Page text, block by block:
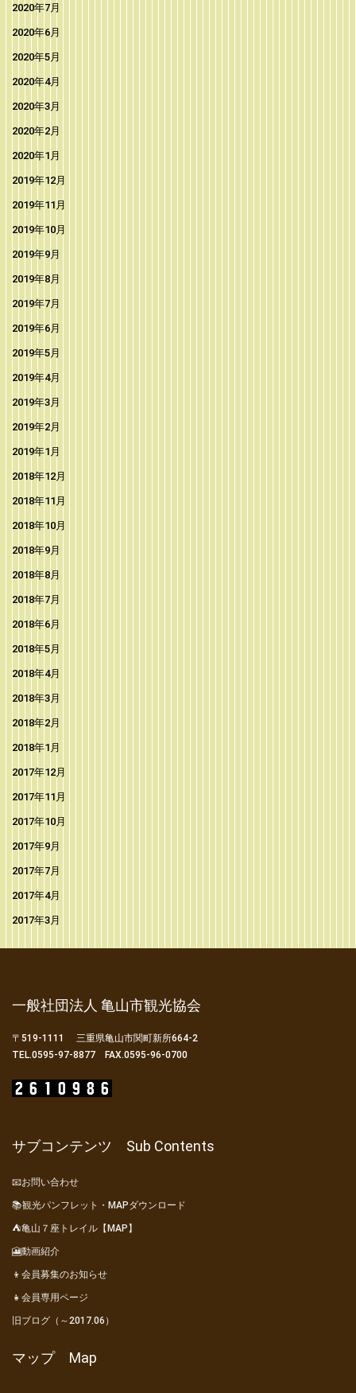
2020年7月
2020年6月
2020年5月
2020年4月
2020年3月
2020年2月
2020年1月
2019年12月
2019年11月
2019年10月
2019年9月
2019年8月
2019年7月
2019年6月
2019年5月
2019年4月
2019年3月
2019年2月
2019年1月
2018年12月
2018年11月
2018年10月
2018年9月
2018年8月
2018年7月
2018年6月
2018年5月
2018年4月
2018年3月
2018年2月
2018年1月
2017年12月
2017年11月
2017年10月
2017年9月
2017年7月
2017年4月
2017年3月
一般社団法人 亀山市観光協会
〒519-1111 三重県亀山市関町新所664-2
TEL.0595-97-8877 FAX.0595-96-0700
サブコンテンツ Sub Contents
📧お問い合わせ
📚観光パンフレット・MAPダウンロード
⛺亀山７座トレイル【MAP】
🎦動画紹介
👦会員募集のお知らせ
👧会員専用ページ
旧ブログ（～2017.06）
マップ Map